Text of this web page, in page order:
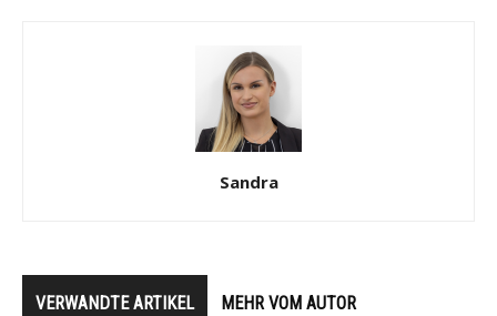
Sandra
VERWANDTE ARTIKEL MEHR VOM AUTOR